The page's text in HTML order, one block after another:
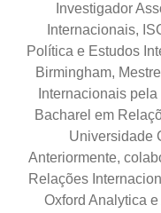
Investigador
Internacionais,
Política e Estudos
Birmingham,
Internacionais
Bacharel em
Universidade
Anteriormente,
Relações
Oxford Analytica